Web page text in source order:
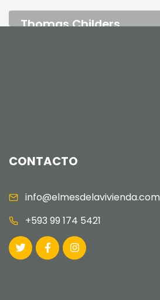
CEO & FOUNDER
Thomas Childers
CONTACTO
info@elmesdelavivienda.com
+593 99 174 5421